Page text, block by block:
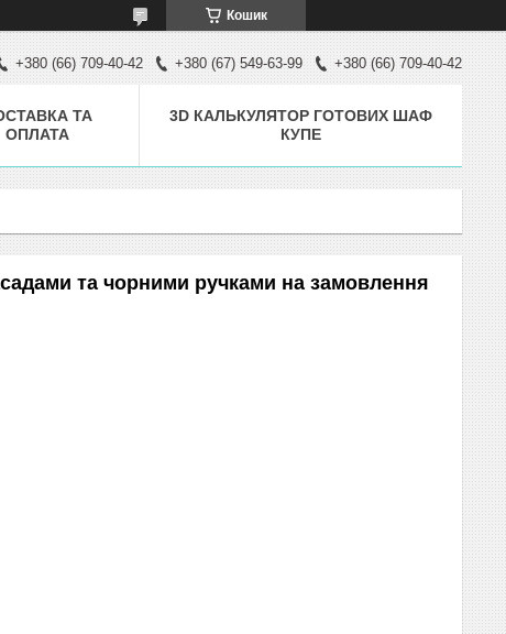
Кошик
+380 (66) 709-40-42 +380 (67) 549-63-99 +380 (66) 709-40-42
ТА
ОПЛАТА
3D КАЛЬКУЛЯТОР ГОТОВИХ ШАФ
КУПЕ
та чорними ручками на замовлення